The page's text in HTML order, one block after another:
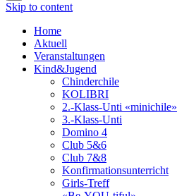
Skip to content
Home
Aktuell
Veranstaltungen
Kind&Jugend
Chinderchile
KOLIBRI
2.-Klass-Unti «minichile»
3.-Klass-Unti
Domino 4
Club 5&6
Club 7&8
Konfirmationsunterricht
Girls-Treff